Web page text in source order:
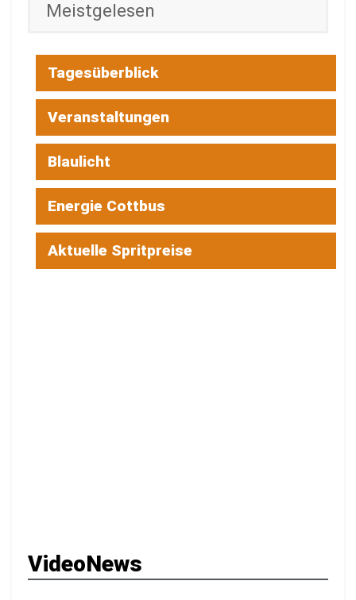
Meistgelesen
Tagesüberblick
Veranstaltungen
Blaulicht
Energie Cottbus
Aktuelle Spritpreise
VideoNews